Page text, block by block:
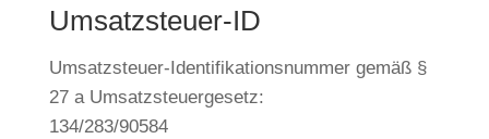
Umsatzsteuer-ID
Umsatzsteuer-Identifikationsnummer gemäß §
27 a Umsatzsteuergesetz:
134/283/90584